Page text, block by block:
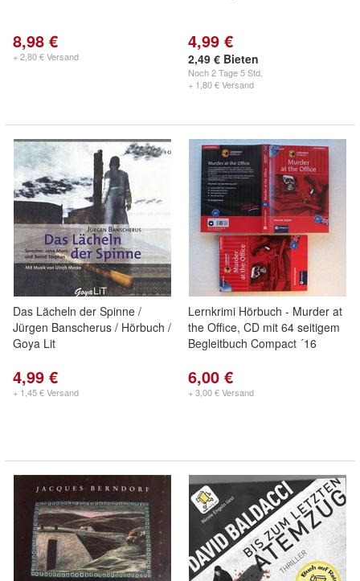
8,98 €
+ 2,80 € Versand
4,99 €
2,49 € Bieten
Noch2 Tage 5 Std.
+ 1,80 € Versand
Das Lächeln der Spinne /
Jürgen Banscherus / Hörbuch /
Goya Lit
4,99 €
+ 1,45 € Versand
Lernkrimi Hörbuch - Murder at
the Office, CD mit 64 seitigem
Begleitbuch Compact ´16
6,00 €
+ 3,00 € Versand